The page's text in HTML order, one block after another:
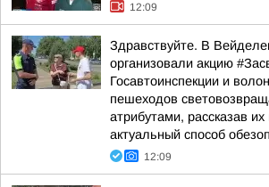
12:09
Здравствуйте. В
организовали акцию
Госавтоинспекции и
пешеходов
атрибутами, рассказав
актуальный способ
12:09